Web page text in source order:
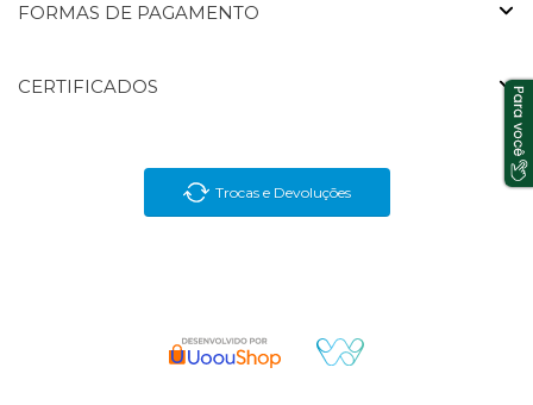
FORMAS DE PAGAMENTO
CERTIFICADOS
Trocas e Devoluções